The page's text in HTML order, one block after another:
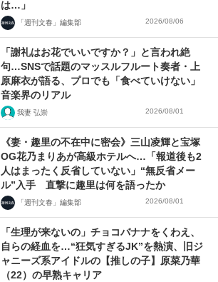
は…」
「週刊文春」編集部 2026/08/06
「謝礼はお花でいいですか？」と言われ絶
句…SNSで話題のマッスルフルート奏者・上
原麻衣が語る、プロでも「食べていけない」
音楽界のリアル
我妻 弘崇 2026/08/01
《妻・趣里の不在中に密会》三山凌輝と宝塚
OG花乃まりあが高級ホテルへ…「報道後も2
人はまったく反省していない」“無反省メー
ル”入手 直撃に趣里は何を語ったか
「週刊文春」編集部 2026/08/01
「生理が来ないの」チョコバナナをくわえ、
自らの経血を…“狂気すぎるJK”を熱演、旧ジ
ャニーズ系アイドルの【推しの子】原菜乃華
（22）の早熟キャリア